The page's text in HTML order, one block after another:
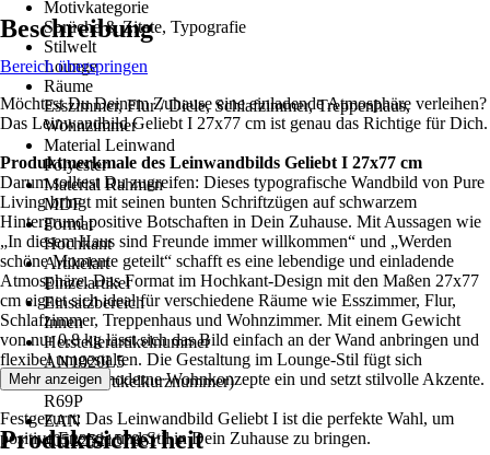
Motivkategorie
Sprüche & Zitate, Typografie
Stilwelt
Lounge
Räume
Esszimmer, Flur / Diele, Schlafzimmer, Treppenhaus,
Wohnzimmer
Material Leinwand
Polyester
Material Rahmen
MDF
Format
Hochkant
Artikelart
Einzelartikel
Einsatzbereich
Innen
Herstellerartikelnummer
AN1020L5
AKN (Artikelkurznummer)
R69P
EAN
4052252157861
Beschreibung
Bereich überspringen
Möchtest Du Deinem Zuhause eine einladende Atmosphäre verleihen?
Das Leinwandbild Geliebt I 27x77 cm ist genau das Richtige für Dich.
Produktmerkmale des Leinwandbilds Geliebt I 27x77 cm
Darum solltest Du zugreifen: Dieses typografische Wandbild von Pure
Living bringt mit seinen bunten Schriftzügen auf schwarzem
Hintergrund positive Botschaften in Dein Zuhause. Mit Aussagen wie
„In diesem Haus sind Freunde immer willkommen“ und „Werden
schöne Momente geteilt“ schafft es eine lebendige und einladende
Atmosphäre. Das Format im Hochkant-Design mit den Maßen 27x77
cm eignet sich ideal für verschiedene Räume wie Esszimmer, Flur,
Schlafzimmer, Treppenhaus und Wohnzimmer. Mit einem Gewicht
von nur 0,8 kg lässt sich das Bild einfach an der Wand anbringen und
flexibel umgestalten. Die Gestaltung im Lounge-Stil fügt sich
harmonisch in moderne Wohnkonzepte ein und setzt stilvolle Akzente.
Festgezurrt: Das Leinwandbild Geliebt I ist die perfekte Wahl, um
positive Energie und Stil in Dein Zuhause zu bringen.
Mehr anzeigen
Produktsicherheit